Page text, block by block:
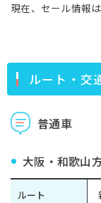
現在、セール情報
ルート・交
普通車
大阪・和歌山
ルート